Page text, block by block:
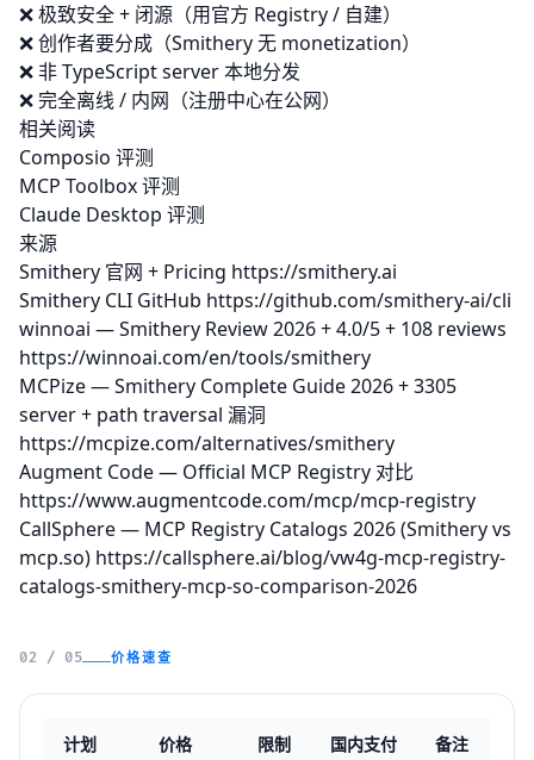
❌ 极致安全 + 闭源（用官方 Registry / 自建）
❌ 创作者要分成（Smithery 无 monetization）
❌ 非 TypeScript server 本地分发
❌ 完全离线 / 内网（注册中心在公网）
相关阅读
Composio 评测
MCP Toolbox 评测
Claude Desktop 评测
来源
Smithery 官网 + Pricing https://smithery.ai
Smithery CLI GitHub https://github.com/smithery-ai/cli
winnoai — Smithery Review 2026 + 4.0/5 + 108 reviews
https://winnoai.com/en/tools/smithery
MCPize — Smithery Complete Guide 2026 + 3305
server + path traversal 漏洞
https://mcpize.com/alternatives/smithery
Augment Code — Official MCP Registry 对比
https://www.augmentcode.com/mcp/mcp-registry
CallSphere — MCP Registry Catalogs 2026 (Smithery vs
mcp.so) https://callsphere.ai/blog/vw4g-mcp-registry-
catalogs-smithery-mcp-so-comparison-2026
02 / 05 价格速查
计划 价格 限制 国内支付 备注